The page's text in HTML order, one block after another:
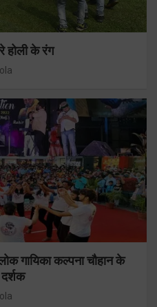
होली के रंग
गायिका कल्पना चौहान के